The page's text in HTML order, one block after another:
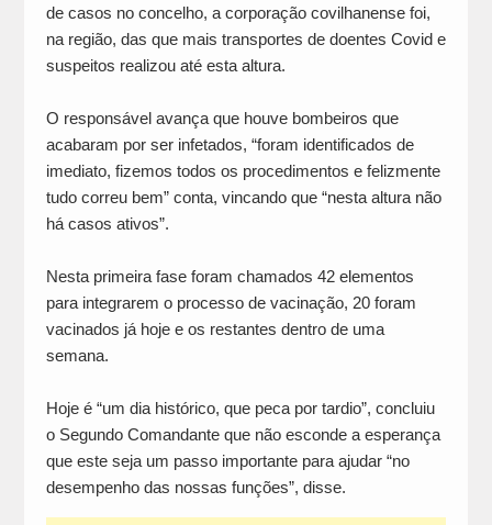
de casos no concelho, a corporação covilhanense foi,
na região, das que mais transportes de doentes Covid e
suspeitos realizou até esta altura.
O responsável avança que houve bombeiros que
acabaram por ser infetados, “foram identificados de
imediato, fizemos todos os procedimentos e felizmente
tudo correu bem” conta, vincando que “nesta altura não
há casos ativos”.
Nesta primeira fase foram chamados 42 elementos
para integrarem o processo de vacinação, 20 foram
vacinados já hoje e os restantes dentro de uma
semana.
Hoje é “um dia histórico, que peca por tardio”, concluiu
o Segundo Comandante que não esconde a esperança
que este seja um passo importante para ajudar “no
desempenho das nossas funções”, disse.